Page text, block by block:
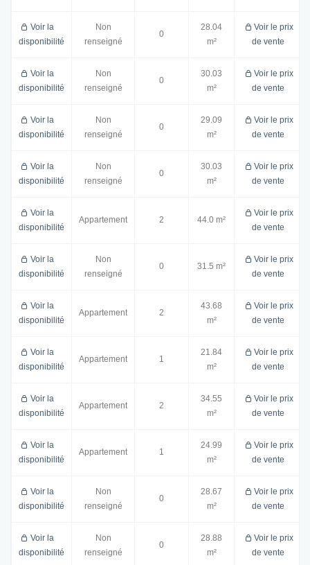
Voir la
disponibilité
Non
renseigné
0
28.04
m²
Voir le prix
de vente
Voir la
disponibilité
Non
renseigné
0
30.03
m²
Voir le prix
de vente
Voir la
disponibilité
Non
renseigné
0
29.09
m²
Voir le prix
de vente
Voir la
disponibilité
Non
renseigné
0
30.03
m²
Voir le prix
de vente
Voir la
disponibilité
Appartement 2 44.0 m²
Voir le prix
de vente
Voir la
disponibilité
Non
renseigné
0 31.5 m²
Voir le prix
de vente
Voir la
disponibilité
Appartement 2
43.68
m²
Voir le prix
de vente
Voir la
disponibilité
Appartement 1
21.84
m²
Voir le prix
de vente
Voir la
disponibilité
Appartement 2
34.55
m²
Voir le prix
de vente
Voir la
disponibilité
Appartement 1
24.99
m²
Voir le prix
de vente
Voir la
disponibilité
Non
renseigné
0
28.67
m²
Voir le prix
de vente
Voir la
disponibilité
Non
renseigné
0
28.88
m²
Voir le prix
de vente